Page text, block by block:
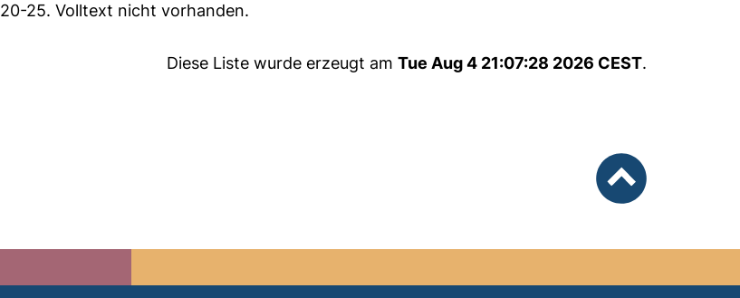
20-25.Volltext nicht vorhanden.
Diese Liste wurde erzeugt am Tue Aug 4 21:07:28 2026 CEST.